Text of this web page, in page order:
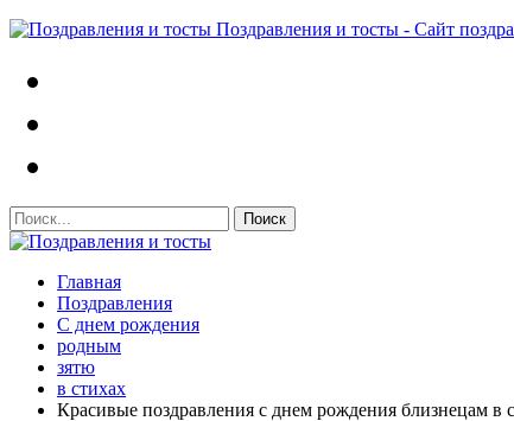
Поздравления и тосты - Сайт
Главная
Поздравления
С днем рождения
родным
зятю
в стихах
Красивые поздравления с днем рождения близнецам в